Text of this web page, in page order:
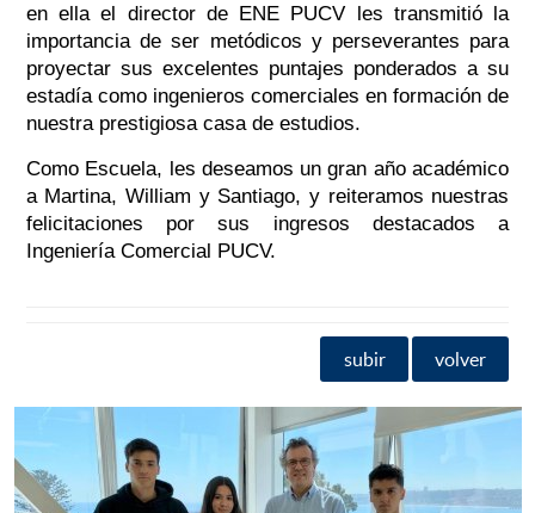
en ella el director de ENE PUCV les transmitió la
importancia de ser metódicos y perseverantes para
proyectar sus excelentes puntajes ponderados a su
estadía como ingenieros comerciales en formación de
nuestra prestigiosa casa de estudios.
Como Escuela, les deseamos un gran año académico
a Martina, William y Santiago, y reiteramos nuestras
felicitaciones por sus ingresos destacados a
Ingeniería Comercial PUCV.
subir volver